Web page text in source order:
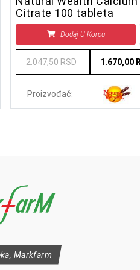
Citrate 100 tableta
Dodaj U Korpu
2.047,50 RSD 1.670,00
Proizvođač:
Markfarm